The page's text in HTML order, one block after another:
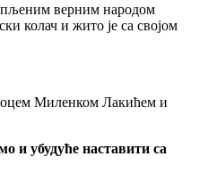
верним народом
колач и жито је са својом
оцем Миленком Лакићем и
и убудуће наставити са